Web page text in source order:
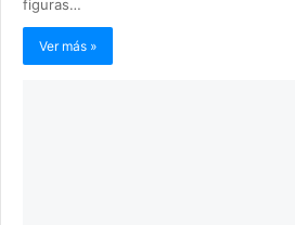
figuras…
Ver más »